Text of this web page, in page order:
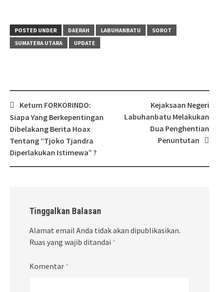
POSTED UNDER DAERAH LABUHANBATU
SOROT
SUMATERA UTARA
UPDATE
Post
navigation
Ketum FORKORINDO:
Siapa Yang Berkepentingan
Dibelakang Berita Hoax
Tentang “Tjoko Tjandra
Diperlakukan Istimewa” ?
Kejaksaan Negeri
Labuhanbatu Melakukan
Dua Penghentian
Penuntutan
Tinggalkan Balasan
Alamat email Anda tidak akan dipublikasikan.
Ruas yang wajib ditandai *
Komentar *